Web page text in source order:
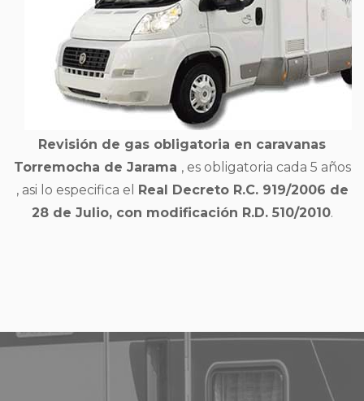
Revisión de gas obligatoria en caravanas
Torremocha de Jarama , es obligatoria cada 5 años
, asi lo especifica el Real Decreto R.C. 919/2006 de
28 de Julio, con modificación R.D. 510/2010.